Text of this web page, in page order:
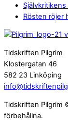
Rösten röjer
Tidskriften Pilgrim
Klostergatan 46
582 23 Linköping
Tidskriften Pilgrim
förbehållna.